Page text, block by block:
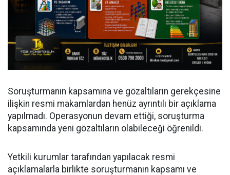
Soruşturmanın kapsamına ve gözaltıların gerekçesine
ilişkin resmi makamlardan henüz ayrıntılı bir açıklama
yapılmadı. Operasyonun devam ettiği, soruşturma
kapsamında yeni gözaltıların olabileceği öğrenildi.
Yetkili kurumlar tarafından yapılacak resmi
açıklamalarla birlikte soruşturmanın kapsamı ve